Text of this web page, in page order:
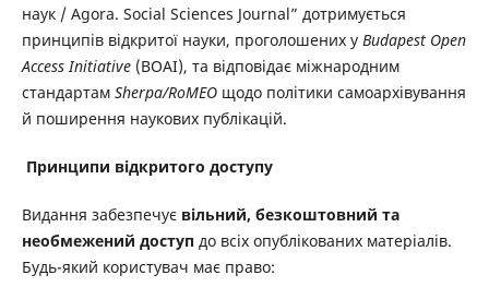
наук / Agora. Social Sciences Journal” дотримується
принципів відкритої науки, проголошених у Budapest Open
Access Initiative(BOAI), та відповідає міжнародним
стандартам Sherpa/RoMEOщодо політики самоархівування
й поширення наукових публікацій.
Принципи відкритого доступу
Видання забезпечує вільний, безкоштовний та
необмежений доступ до всіх опублікованих матеріалів.
Будь-який користувач має право: